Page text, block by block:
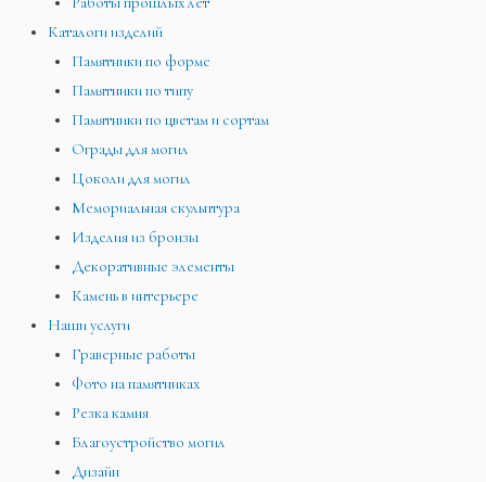
Каталоги изделий
Памятники по форме
Памятники по типу
Памятники по цветам и сортам
Ограды для могил
Цоколи для могил
Мемориальная скульптура
Изделия из бронзы
Декоративные элементы
Камень в интерьере
Наши услуги
Граверные работы
Фото на памятниках
Резка камня
Благоустройство могил
Дизайн